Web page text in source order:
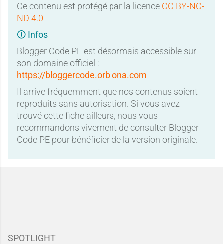
Ce contenu est protégé par la licence CC BY-NC-
ND 4.0
🛈 Infos
Blogger Code PE est désormais accessible sur
son domaine officiel :
https://bloggercode.orbiona.com
Il arrive fréquemment que nos contenus soient
reproduits sans autorisation. Si vous avez
trouvé cette fiche ailleurs, nous vous
recommandons vivement de consulter Blogger
Code PE pour bénéficier de la version originale.
SPOTLIGHT